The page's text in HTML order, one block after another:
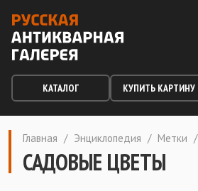
КАТАЛОГ КУПИТЬ КАРТИНУ
Главная / Энциклопедия / Метки /
САДОВЫЕ ЦВЕТЫ